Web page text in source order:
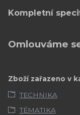
Kompletní
Omlouváme
Zboží zařazeno v
TECHNIKA
TÉMATIKA